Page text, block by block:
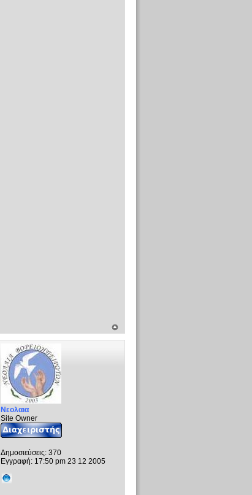
Νεολαια
Site Owner
Δημοσιεύσεις:370
Εγγραφή:17:50 pm 23 12 2005